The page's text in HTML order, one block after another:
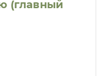
(главный